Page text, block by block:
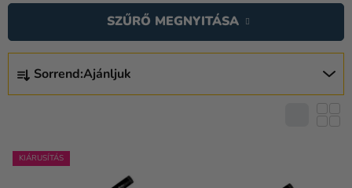
Sütés
Újdonság
Ünnepek
E
R
K
Sorrend:Ajánljuk
SZŰRŐ MEGNYITÁSA
E
R
M
É
K
LKIÁRUSÍTÁS